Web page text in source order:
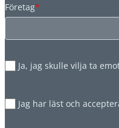
Företag*
Ja, jag skulle vilja ta
Jag har läst och